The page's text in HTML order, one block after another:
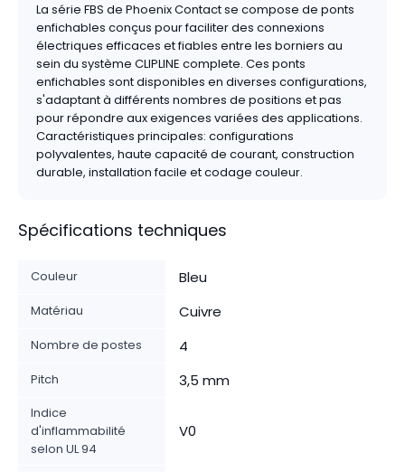
La série FBS de Phoenix Contact se compose de ponts
enfichables conçus pour faciliter des connexions
électriques efficaces et fiables entre les borniers au
sein du système CLIPLINE complete. Ces ponts
enfichables sont disponibles en diverses configurations,
s'adaptant à différents nombres de positions et pas
pour répondre aux exigences variées des applications.
Caractéristiques principales: configurations
polyvalentes, haute capacité de courant, construction
durable, installation facile et codage couleur.
Spécifications techniques
Couleur Bleu
Matériau Cuivre
Nombre de postes 4
Pitch 3,5 mm
Indice
d'inflammabilité
selon UL 94
V0